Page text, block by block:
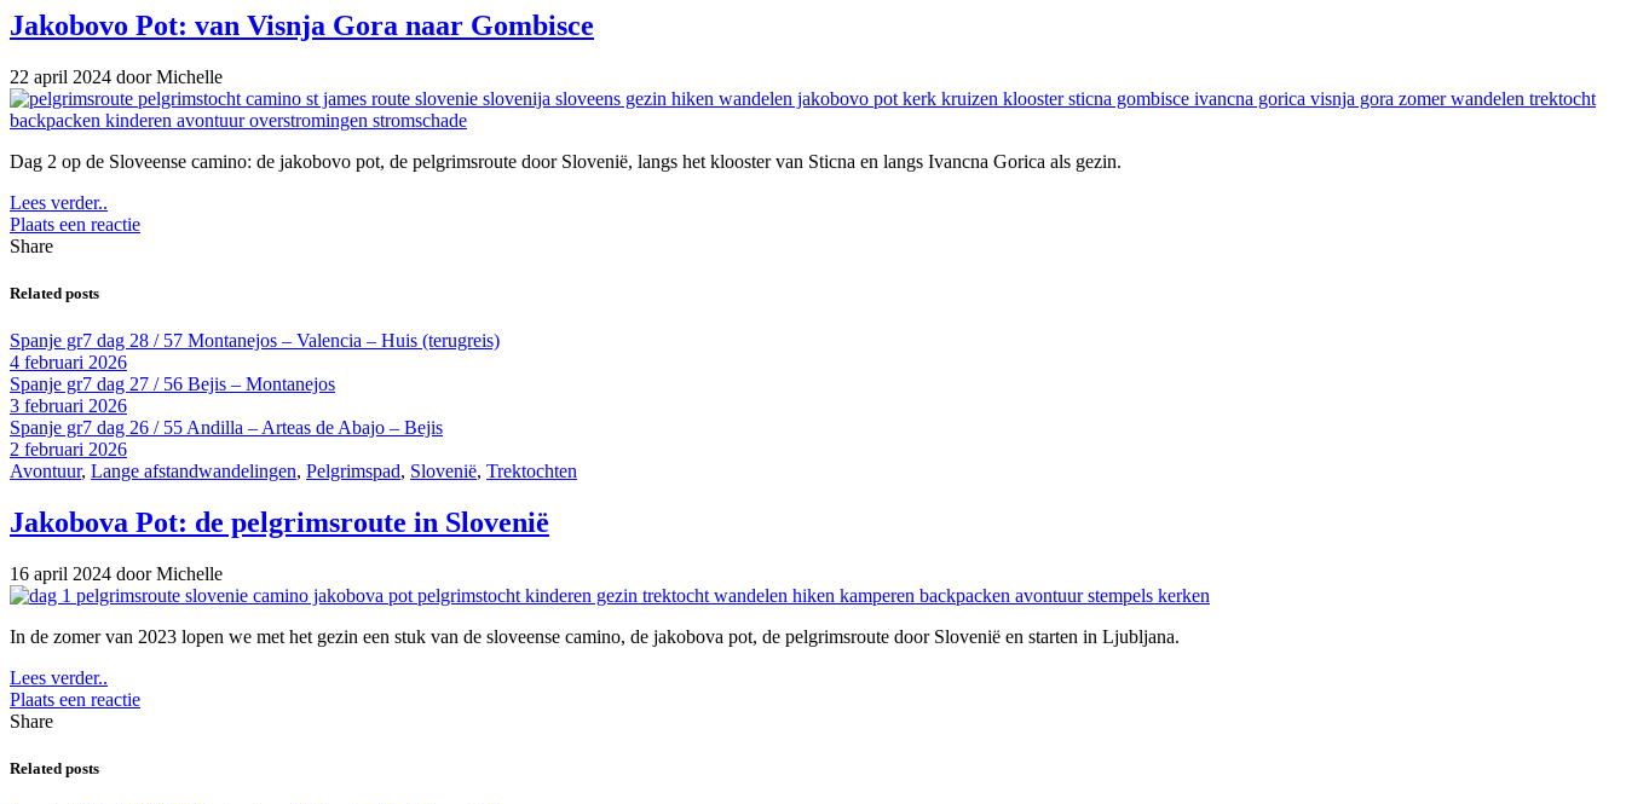
Jakobovo Pot: van Visnja Gora naar Gombisce
22 april 2024 door Michelle
Dag 2 op de Sloveense camino: de jakobovo pot, de pelgrimsroute door Slovenië, langs het klooster van Sticna en langs Ivancna Gorica als gezin.
Lees verder..
Plaats een reactie
Share
Related posts
Spanje gr7 dag 28 / 57 Montanejos – Valencia – Huis (terugreis)
4 februari 2026
Spanje gr7 dag 27 / 56 Bejis – Montanejos
3 februari 2026
Spanje gr7 dag 26 / 55 Andilla – Arteas de Abajo – Bejis
2 februari 2026
Avontuur, Lange afstandwandelingen, Pelgrimspad, Slovenië, Trektochten
Jakobova Pot: de pelgrimsroute in Slovenië
16 april 2024 door Michelle
In de zomer van 2023 lopen we met het gezin een stuk van de sloveense camino, de jakobova pot, de pelgrimsroute door Slovenië en starten in Ljubljana.
Lees verder..
Plaats een reactie
Share
Related posts